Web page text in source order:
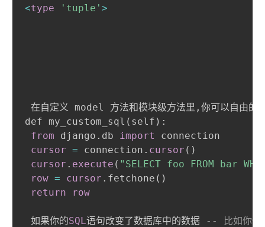
<type 'tuple' >
在自定义 model 方法和模块级方法里 , 你可以自由的
def my_custom_sql ( self ) :
from django . db import
connection
cursor = connection . cursor ( )
cursor . execute ( "SELECT foo FROM bar
row = cursor . fetchone ( )
return
row
如果你的SQL语句改变了数据库中的数据
-- 比如你使